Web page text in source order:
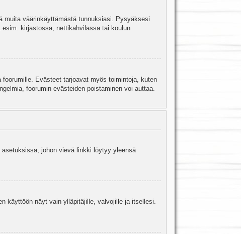
muita väärinkäyttämästä tunnuksiasi. Pysyäksesi
kirjastossa, nettikahvilassa tai koulun
Evästeet tarjoavat myös toimintoja, kuten
foorumin evästeiden poistaminen voi auttaa.
johon vievä linkki löytyy yleensä
käyttöön näyt vain ylläpitäjille, valvojille ja itsellesi.